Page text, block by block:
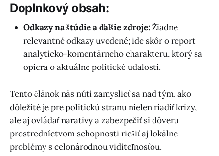
Doplnkový obsah:
Odkazy na štúdie a ďalšie zdroje:Žiadne
relevantné odkazy uvedené; ide skôr o report
analyticko-komentárneho charakteru, ktorý sa
opiera o aktuálne politické udalosti.
Tento článok nás núti zamyslieť sa nad tým, ako
dôležité je pre politickú stranu nielen riadiť krízy,
ale aj ovládať naratívy a zabezpečiť si dôveru
prostredníctvom schopnosti riešiť aj lokálne
problémy s celonárodnou viditeľnosťou.